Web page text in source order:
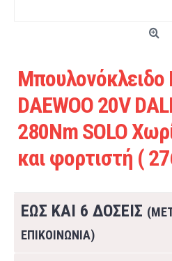
Μπουλονόκλειδο
DAEWOO 20V
280Nm SOLO
και φορτιστή (
ΕΩΣ ΚΑΙ 6 ΔΟΣΕΙΣ
ΕΠΙΚΟΙΝΩΝΙΑ)